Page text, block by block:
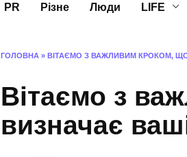
PR Різне Люди LIFE
ГОЛОВНА » ВІТАЄМО З ВАЖЛИВИМ КРОКОМ,
Вітаємо з
визначає